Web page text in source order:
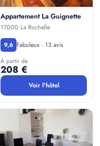
Appartement La Guignette
17000 La Rochelle
9,6 Fabuleux · 13 avis
À partir de
208 €
Voir l'hôtel